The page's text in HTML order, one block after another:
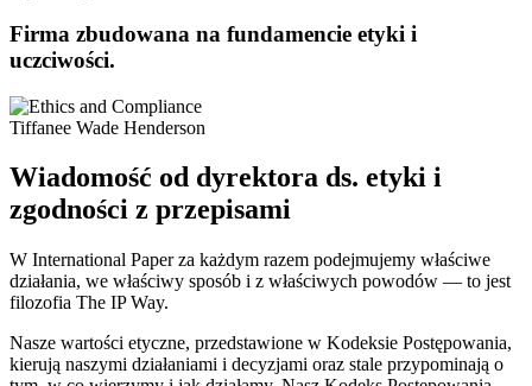
Firma zbudowana na fundamencie etyki i
uczciwości.
Tiffanee Wade Henderson
Wiadomość od dyrektora ds. etyki i
zgodności z przepisami
W International Paper za każdym razem podejmujemy właściwe
działania, we właściwy sposób i z właściwych powodów — to jest
filozofia The IP Way.
Nasze wartości etyczne, przedstawione w Kodeksie Postępowania,
kierują naszymi działaniami i decyzjami oraz stale przypominają o